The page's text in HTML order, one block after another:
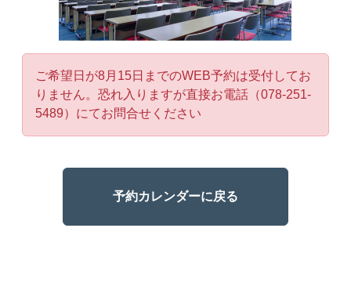
ご希望日が8月15日までのWEB予約は受付してお
りません。恐れ入りますが直接お電話（078-251-
5489）にてお問合せください
予約カレンダーに戻る